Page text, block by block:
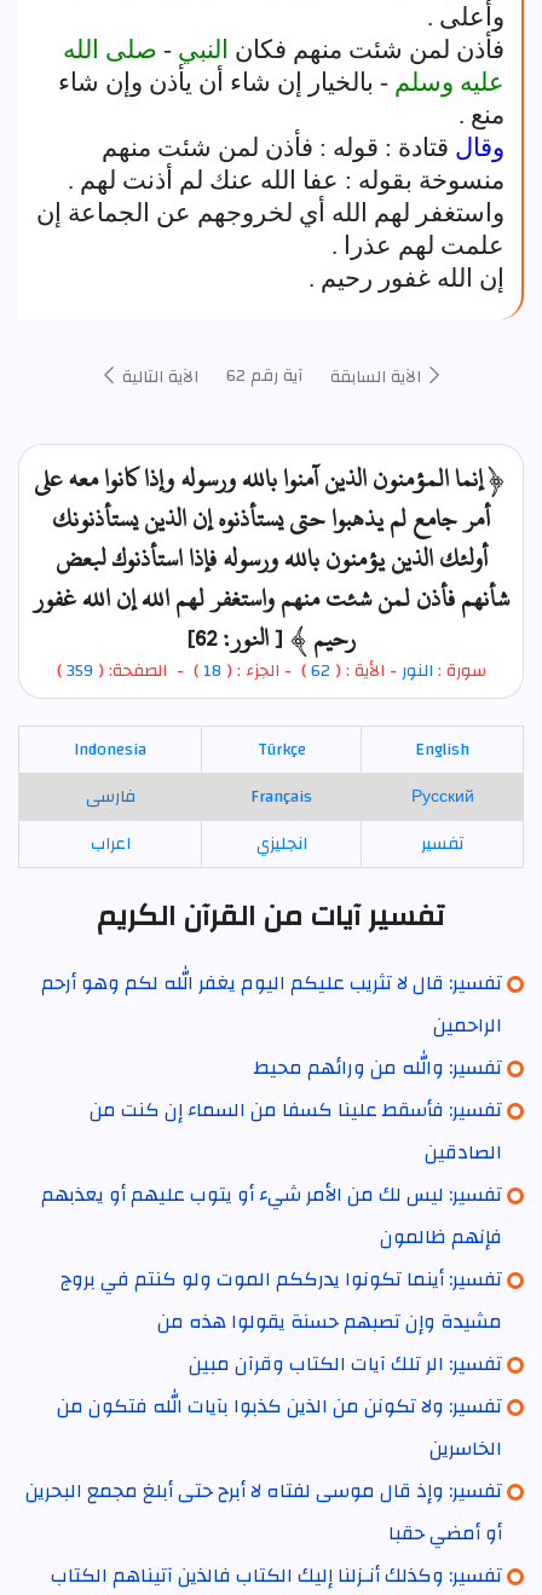
وأعلى .
فأذن لمن شئت منهم فكان النبي - صلى الله
عليه وسلم - بالخيار إن شاء أن يأذن وإن شاء
منع .
وقال قتادة : قوله : فأذن لمن شئت منهم
منسوخة بقوله : عفا الله عنك لم أذنت لهم .
واستغفر لهم الله أي لخروجهم عن الجماعة إن
علمت لهم عذرا .
إن الله غفور رحيم .
الآية السابقة آية رقم 62 الآية التالية
﴿ إنما المؤمنون الذين آمنوا بالله ورسوله وإذا كانوا معه على
أمر جامع لم يذهبوا حتى يستأذنوه إن الذين يستأذنونك
أولئك الذين يؤمنون بالله ورسوله فإذا استأذنوك لبعض
شأنهم فأذن لمن شئت منهم واستغفر لهم الله إن الله غفور
رحيم ﴾ [ النور: 62]
سورة :النور- الأية : ( 62
) - الجزء : ( 18) - الصفحة: (359
)
English
Türkçe
Indonesia
Русский
Français
فارسی
تفسير
انجليزي اعراب
تفسير آيات من القرآن الكريم
تفسير: قال لا تثريب عليكم اليوم يغفر الله لكم وهو أرحم
الراحمين
تفسير: والله من ورائهم محيط
تفسير: فأسقط علينا كسفا من السماء إن كنت من
الصادقين
تفسير: ليس لك من الأمر شيء أو يتوب عليهم أو يعذبهم
فإنهم ظالمون
تفسير: أينما تكونوا يدرككم الموت ولو كنتم في بروج
مشيدة وإن تصبهم حسنة يقولوا هذه من
تفسير: الر تلك آيات الكتاب وقرآن مبين
تفسير: ولا تكونن من الذين كذبوا بآيات الله فتكون من
الخاسرين
تفسير: وإذ قال موسى لفتاه لا أبرح حتى أبلغ مجمع البحرين
أو أمضي حقبا
تفسير: وكذلك أنـزلنا إليك الكتاب فالذين آتيناهم الكتاب